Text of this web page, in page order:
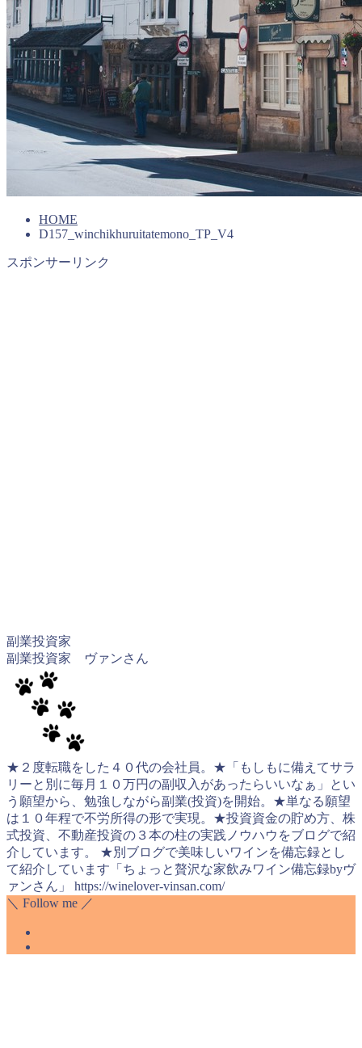
HOME
D157_winchikhuruitatemono_TP_V4
スポンサーリンク
副業投資家
副業投資家 ヴァンさん
★２度転職をした４０代の会社員。★「もしもに備えてサラ
リーと別に毎月１０万円の副収入があったらいいなぁ」とい
う願望から、勉強しながら副業(投資)を開始。★単なる願望
は１０年程で不労所得の形で実現。★投資資金の貯め方、株
式投資、不動産投資の３本の柱の実践ノウハウをブログで紹
介しています。 ★別ブログで美味しいワインを備忘録とし
て紹介しています「ちょっと贅沢な家飲みワイン備忘録byヴ
ァンさん」 https://winelover-vinsan.com/
＼ Follow me ／